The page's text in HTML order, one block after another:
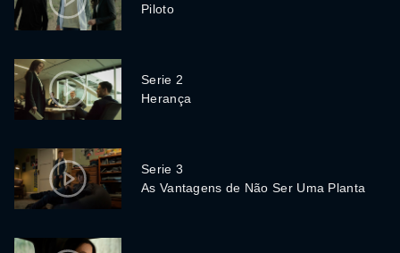
Piloto
Serie 2
Herança
Serie 3
As Vantagens de Não Ser Uma Planta